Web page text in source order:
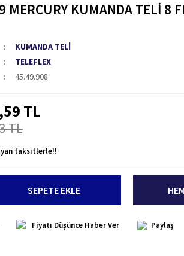
MERCURY KUMANDA TELİ 8
KUMANDA TELİ
TELEFLEX
45.49.908
TL
TL
taksitlerle!!
SEPETE EKLE
Fiyatı Düşünce Haber Ver Paylaş